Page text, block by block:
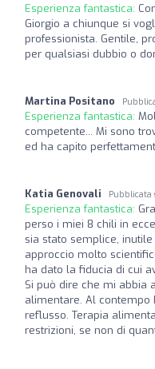
Esperienza fantastica:
Giorgio a chiunque si
professionista. Gentile,
per qualsiasi dubbio o
Martina Positano
Esperienza fantastica:
competente... Mi sono
ed ha capito
Katia Genovali Pubblicata
Esperienza fantastica:
perso i miei 8 chili in
sia stato semplice,
approccio molto
ha dato la fiducia di cui
Si può dire che mi abbia
alimentare. Al
reflusso. Terapia
restrizioni, se non di